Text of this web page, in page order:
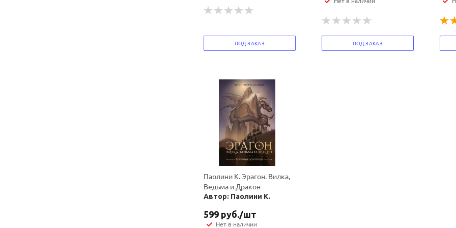
ПОД ЗАКАЗ ПОД ЗАКАЗ
Паолини К. Эрагон. Вилка,
Ведьма и Дракон
Автор: Паолини К.
599 руб./шт
Нет в наличии